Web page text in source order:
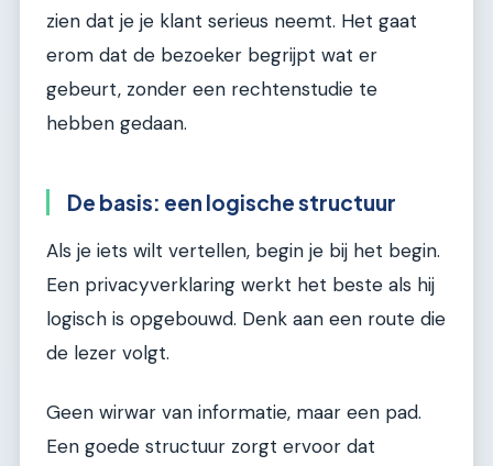
zien dat je je klant serieus neemt. Het gaat
erom dat de bezoeker begrijpt wat er
gebeurt, zonder een rechtenstudie te
hebben gedaan.
De basis: een logische structuur
Als je iets wilt vertellen, begin je bij het begin.
Een privacyverklaring werkt het beste als hij
logisch is opgebouwd. Denk aan een route die
de lezer volgt.
Geen wirwar van informatie, maar een pad.
Een goede structuur zorgt ervoor dat